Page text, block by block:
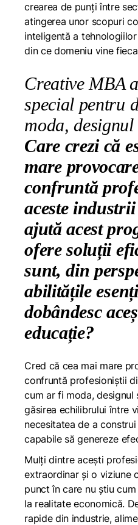
crearea de punți între
atingerea unor scopuri
inteligentă a
din ce domeniu vine
Creative MBA
special pentru
moda,
Care crezi că
mare
confruntă
aceste
ajută acest
ofere soluții
sunt, din
abilitățile
dobândesc
educație?
Cred că cea mai mare
confruntă profesioniștii
cum ar fi moda, designul
găsirea echilibrului între
necesitatea de a
capabile să genereze
Mulți dintre acești
extraordinar și o viziune
punct în care nu știu
la realitate economică.
rapide din industrie,